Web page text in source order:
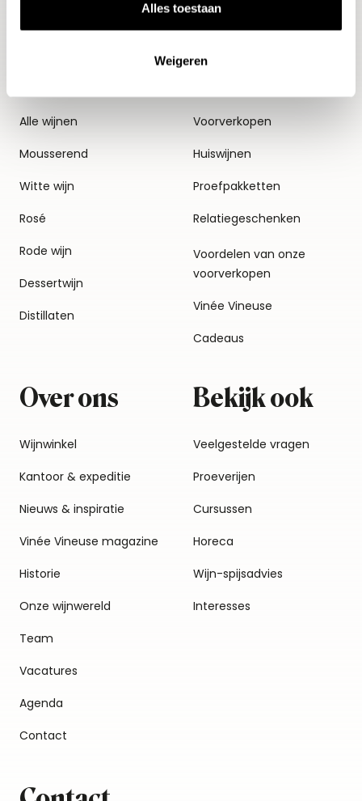
Alles toestaan
Weigeren
Alle wijnen
Mousserend
Witte wijn
Rosé
Rode wijn
Dessertwijn
Distillaten
Thema's
Voorverkopen
Huiswijnen
Proefpakketten
Relatiegeschenken
Voordelen van onze
voorverkopen
Vinée Vineuse
Cadeaus
Over ons
Wijnwinkel
Kantoor & expeditie
Nieuws & inspiratie
Vinée Vineuse magazine
Historie
Onze wijnwereld
Team
Vacatures
Agenda
Contact
Bekijk ook
Veelgestelde vragen
Proeverijen
Cursussen
Horeca
Wijn-spijsadvies
Interesses